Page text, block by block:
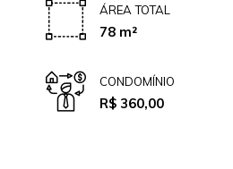
ÁREA TOTAL
78 m²
CONDOMÍNIO
R$ 360,00